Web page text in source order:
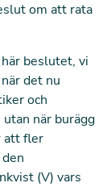
om att rata
beslutet, vi
det nu
och
när burägg
att fler
(V) vars